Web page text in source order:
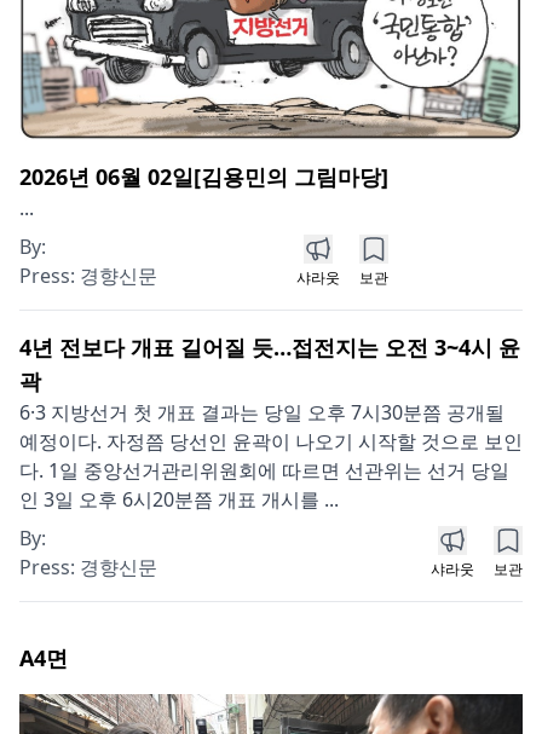
2026년 06월 02일[김용민의 그림마당]
...
By:
Press: 경향신문 샤라웃 보관
4년 전보다 개표 길어질 듯…접전지는 오전 3~4시 윤
곽
6·3 지방선거 첫 개표 결과는 당일 오후 7시30분쯤 공개될
예정이다. 자정쯤 당선인 윤곽이 나오기 시작할 것으로 보인
다. 1일 중앙선거관리위원회에 따르면 선관위는 선거 당일
인 3일 오후 6시20분쯤 개표 개시를 ...
By:
Press: 경향신문 샤라웃 보관
A4면